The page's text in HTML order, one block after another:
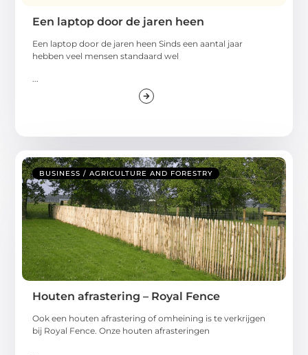
Een laptop door de jaren heen
Een laptop door de jaren heen Sinds een aantal jaar
hebben veel mensen standaard wel
BUSINESS / AGRICULTURE AND FORESTRY
Houten afrastering – Royal Fence
Ook een houten afrastering of omheining is te verkrijgen
bij Royal Fence. Onze houten afrasteringen